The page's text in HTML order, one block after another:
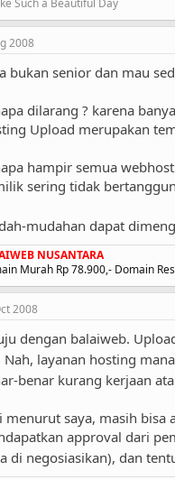
Such a Beautiful Day
2008
bukan senior dan mau
dilarang ? karena
Upload merupakan
hampir semua
sering tidak
mudahan dapat
NUSANTARA
Murah Rp 78.900,- Domain
2008
dengan balaiweb.
Nah, layanan hosting
benar kurang kerjaan
menurut saya, masih
approval dari
di negosiasikan), dan